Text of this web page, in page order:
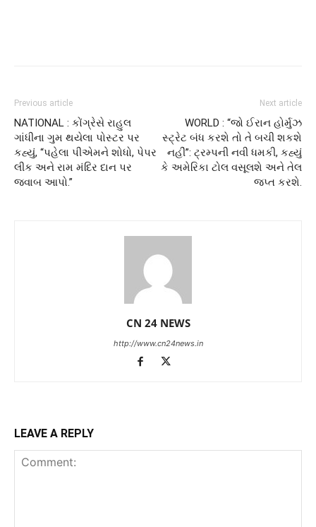
Previous article
NATIONAL : કોંગ્રેસે રાહુલ
ગાંધીના ગુમ થયેલા પોસ્ટર પર
કહ્યું, “પહેલા પીએમને શોધો, પેપર
લીક અને રામ મંદિર દાન પર
જવાબ આપો.”
Next article
WORLD : “જો ઈરાન હોર્મુઝ
સ્ટ્રેટ બંધ કરશે તો તે બચી શકશે
નહીં”: ટ્રમ્પની નવી ધમકી, કહ્યું
કે અમેરિકા ટોલ વસૂલશે અને તેલ
જપ્ત કરશે.
CN 24 NEWS
http://www.cn24news.in
LEAVE A REPLY